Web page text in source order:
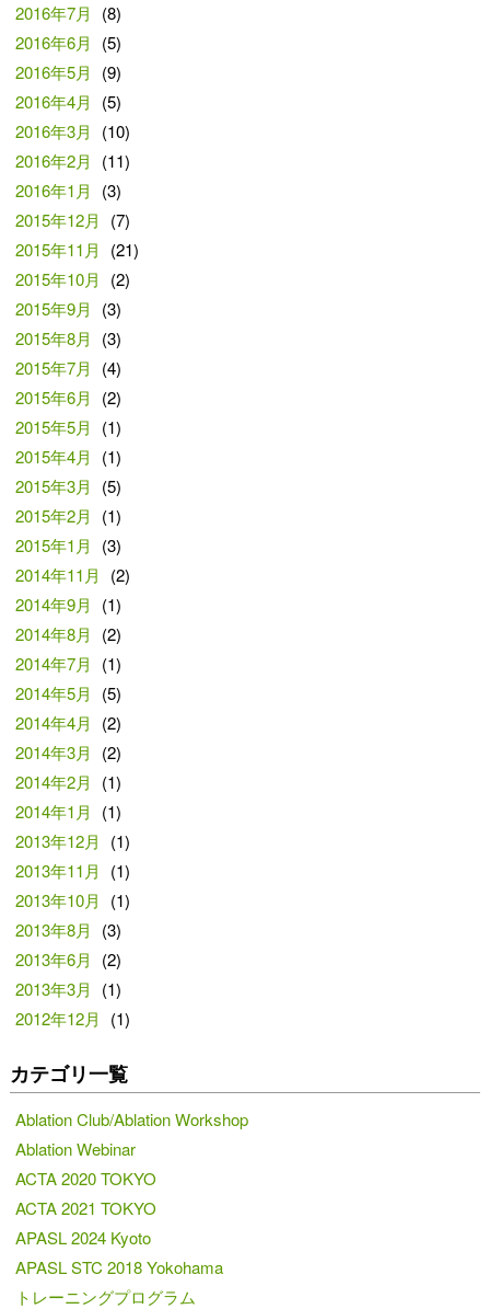
2016年7月
(8)
2016年6月
(5)
2016年5月
(9)
2016年4月
(5)
2016年3月
(10)
2016年2月
(11)
2016年1月
(3)
2015年12月
(7)
2015年11月
(21)
2015年10月
(2)
2015年9月
(3)
2015年8月
(3)
2015年7月
(4)
2015年6月
(2)
2015年5月
(1)
2015年4月
(1)
2015年3月
(5)
2015年2月
(1)
2015年1月
(3)
2014年11月
(2)
2014年9月
(1)
2014年8月
(2)
2014年7月
(1)
2014年5月
(5)
2014年4月
(2)
2014年3月
(2)
2014年2月
(1)
2014年1月
(1)
2013年12月
(1)
2013年11月
(1)
2013年10月
(1)
2013年8月
(3)
2013年6月
(2)
2013年3月
(1)
2012年12月
(1)
カテゴリ一覧
Ablation Club/Ablation Workshop
Ablation Webinar
ACTA 2020 TOKYO
ACTA 2021 TOKYO
APASL 2024 Kyoto
APASL STC 2018 Yokohama
トレーニングプログラム